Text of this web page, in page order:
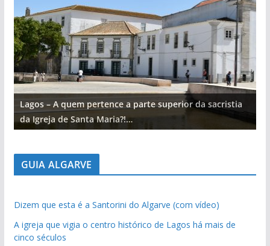
Lagos – A quem pertence a parte superior da sacristia
da Igreja de Santa Maria?!…
GUIA ALGARVE
Dizem que esta é a Santorini do Algarve (com vídeo)
A igreja que vigia o centro histórico de Lagos há mais de
cinco séculos